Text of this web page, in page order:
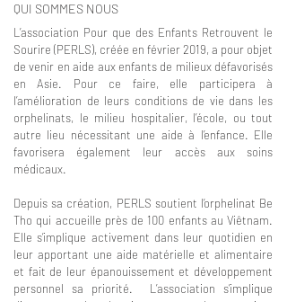
QUI SOMMES NOUS
L’association Pour que des Enfants Retrouvent le
Sourire (PERLS), créée en février 2019, a pour objet
de venir en aide aux enfants de milieux défavorisés
en Asie. Pour ce faire, elle participera à
l’amélioration de leurs conditions de vie dans les
orphelinats, le milieu hospitalier, l’école, ou tout
autre lieu nécessitant une aide à l’enfance. Elle
favorisera également leur accès aux soins
médicaux.
Depuis sa création, PERLS soutient l’orphelinat Be
Tho qui accueille près de 100 enfants au Viêtnam.
Elle s’implique activement dans leur quotidien en
leur apportant une aide matérielle et alimentaire
et fait de leur épanouissement et développement
personnel sa priorité. L’association s’implique